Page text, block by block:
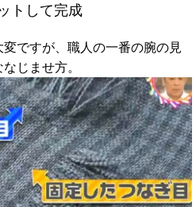
トして完成
ですが、職人の一番の腕の見
じませ方。